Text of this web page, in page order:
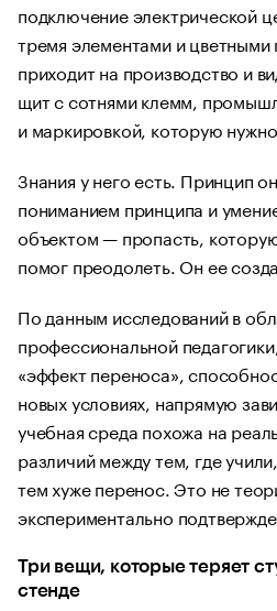
подключение электрической
тремя элементами и
приходит на производство и
щит с сотнями клемм,
и маркировкой, которую
Знания у него есть. Принцип
пониманием принципа и
объектом — пропасть,
помог преодолеть. Он ее
По данным исследований в
профессиональной
«эффект переноса»,
новых условиях, напрямую
учебная среда похожа на
различий между тем, где
тем хуже перенос. Это не
экспериментально
Три вещи, которые теряет
стенде